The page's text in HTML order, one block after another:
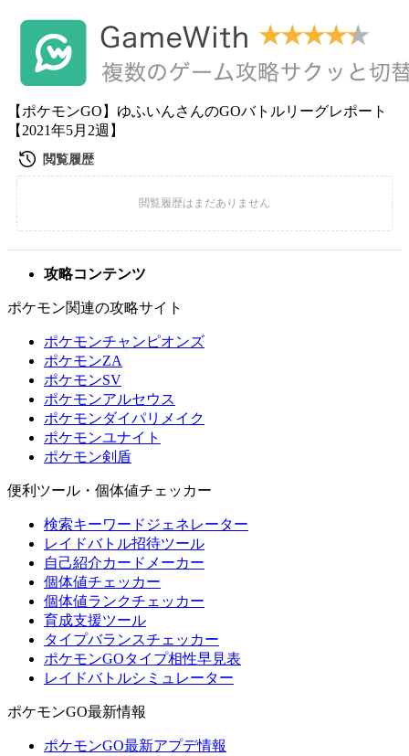
【ポケモンGO】ゆふいんさんのGOバトルリーグレポート
【2021年5月2週】
攻略コンテンツ
ポケモン関連の攻略サイト
ポケモンチャンピオンズ
ポケモンZA
ポケモンSV
ポケモンアルセウス
ポケモンダイパリメイク
ポケモンユナイト
ポケモン剣盾
便利ツール・個体値チェッカー
検索キーワードジェネレーター
レイドバトル招待ツール
自己紹介カードメーカー
個体値チェッカー
個体値ランクチェッカー
育成支援ツール
タイプバランスチェッカー
ポケモンGOタイプ相性早見表
レイドバトルシミュレーター
ポケモンGO最新情報
ポケモンGO最新アプデ情報